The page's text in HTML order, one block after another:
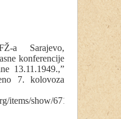
a Sarajevo,
konferencije
13.11.1949.,”
7. kolovoza
items/show/671